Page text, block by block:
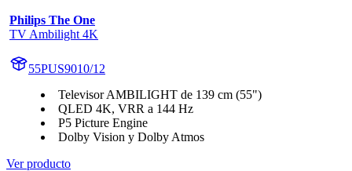
Philips The One
TV Ambilight 4K
55PUS9010/12
Televisor AMBILIGHT de 139 cm (55")
QLED 4K, VRR a 144 Hz
P5 Picture Engine
Dolby Vision y Dolby Atmos
Ver producto